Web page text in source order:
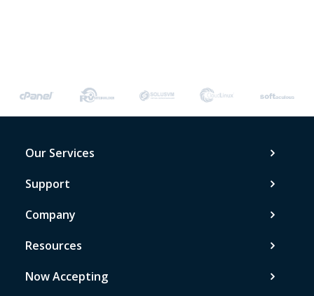
Our Services
Support
Company
Resources
Now Accepting